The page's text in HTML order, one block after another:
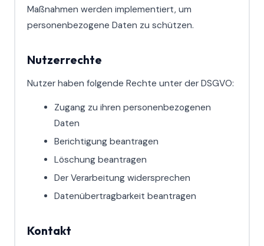
Maßnahmen werden implementiert, um
personenbezogene Daten zu schützen.
Nutzerrechte
Nutzer haben folgende Rechte unter der DSGVO:
Zugang zu ihren personenbezogenen
Daten
Berichtigung beantragen
Löschung beantragen
Der Verarbeitung widersprechen
Datenübertragbarkeit beantragen
Kontakt